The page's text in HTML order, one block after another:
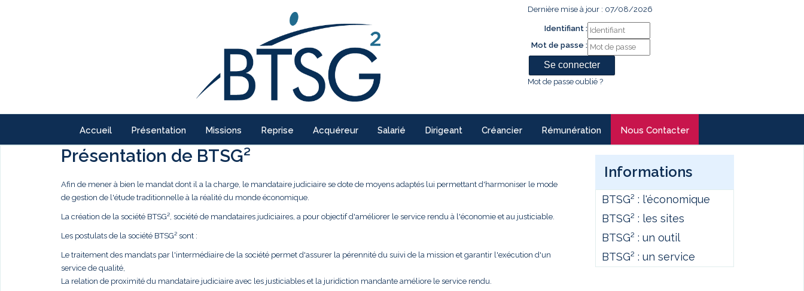
Dernière mise à jour : 07/08/2026
Identifiant :
Mot de passe :
Mot de passe oublié ?
Accueil Présentation Missions Reprise Acquéreur Salarié Dirigeant Créancier Rémunération Nous Contacter
Présentation de BTSG²
Afin de mener à bien le mandat dont il a la charge, le mandataire judiciaire se dote de moyens adaptés lui permettant d'harmoniser le mode
de gestion de l'étude traditionnelle à la réalité du monde économique.
La création de la société BTSG², société de mandataires judiciaires, a pour objectif d'améliorer le service rendu à l'économie et au justiciable.
Les postulats de la société BTSG² sont :
Le traitement des mandats par l'intermédiaire de la société permet d'assurer la pérennité du suivi de la mission et garantir l'exécution d'un
service de qualité,
La relation de proximité du mandataire judiciaire avec les justiciables et la juridiction mandante améliore le service rendu.
Informations
BTSG² : l'économique
BTSG² : les sites
BTSG² : un outil
BTSG² : un service